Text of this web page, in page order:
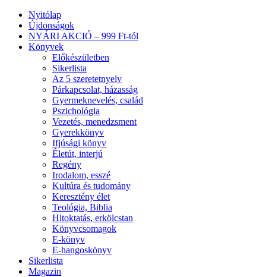
Nyitólap
Újdonságok
NYÁRI AKCIÓ – 999 Ft-tól
Könyvek
Előkészületben
Sikerlista
Az 5 szeretetnyelv
Párkapcsolat, házasság
Gyermeknevelés, család
Pszichológia
Vezetés, menedzsment
Gyerekkönyv
Ifjúsági könyv
Életút, interjú
Regény
Irodalom, esszé
Kultúra és tudomány
Keresztény élet
Teológia, Biblia
Hitoktatás, erkölcstan
Könyvcsomagok
E-könyv
E-hangoskönyv
Sikerlista
Magazin